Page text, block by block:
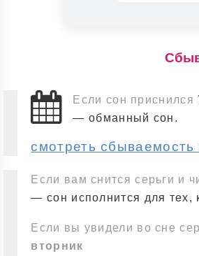
Если сон приснился
— обманный сон.
смотреть сбываемость
Если вам снится серьги и
— сон исполнится для тех,
Если вы увидели во сне
вторник